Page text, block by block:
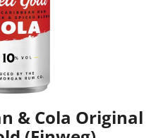
& Cola Original